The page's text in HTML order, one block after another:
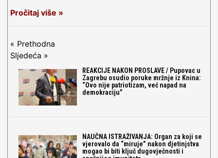
Pročitaj više »
« Prethodna
Sljedeća »
REAKCIJE NAKON PROSLAVE / Pupovac u
Zagrebu osudio poruke mržnje iz Knina:
“Ovo nije patriotizam, već napad na
demokraciju”
NAUČNA ISTRAŽIVANJA: Organ za koji se
vjerovalo da “miruje” nakon djetinjstva
mogao bi biti ključ dugovječnosti i